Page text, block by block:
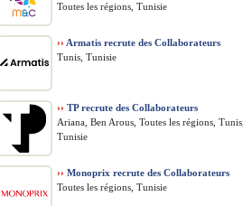
Toutes les régions, Tunisie
›› Armatis recrute des Collaborateurs
Tunis, Tunisie
›› TP recrute des Collaborateurs
Ariana, Ben Arous, Toutes les régions, Tunis,
Tunisie
›› Monoprix recrute des Collaborateurs
Toutes les régions, Tunisie